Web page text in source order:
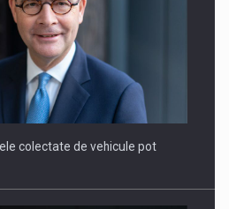
TO DELIVER TECHNOLOGY FOR
colectate de vehicule pot